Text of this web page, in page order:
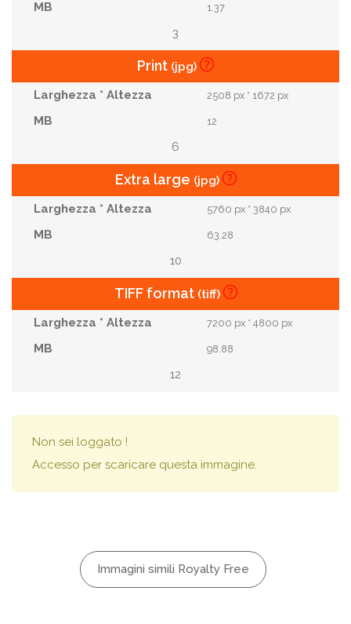
1.37
3
Print (jpg)
2508 px * 1672 px
12
6
Extra large (jpg)
5760 px * 3840 px
63.28
10
TIFF format (tiff)
7200 px * 4800 px
98.88
12
Non sei loggato !
Accesso per scaricare questa immagine.
Immagini simili Royalty Free